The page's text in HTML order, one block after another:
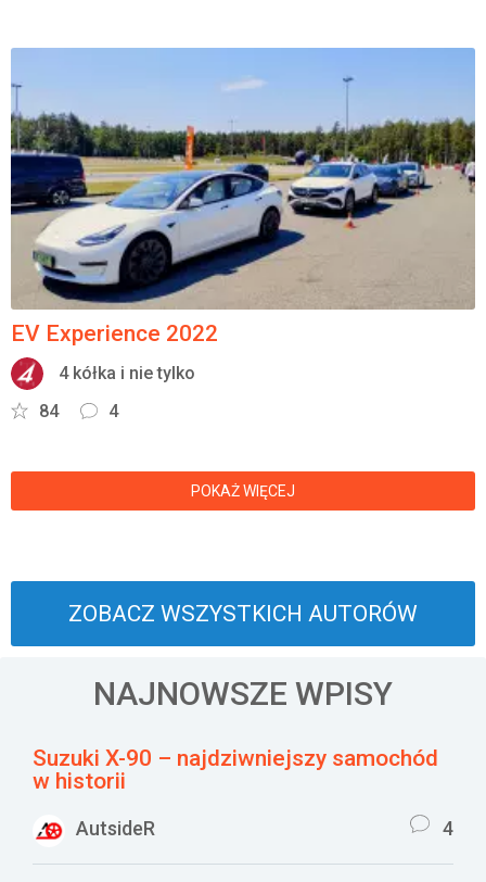
EV Experience 2022
4 kółka i nie tylko
84
4
POKAŻ WIĘCEJ
ZOBACZ WSZYSTKICH AUTORÓW
NAJNOWSZE WPISY
Suzuki X-90 – najdziwniejszy samochód
w historii
AutsideR 4